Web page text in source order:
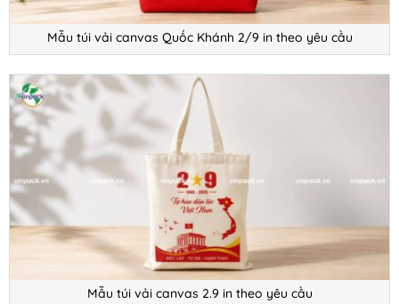
Mẫu túi vải canvas Quốc Khánh 2/9 in theo yêu cầu
Mẫu túi vải canvas 2.9 in theo yêu cầu